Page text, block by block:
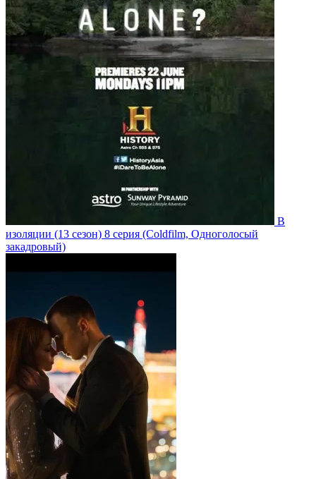
В
изоляции (13 сезон) 8 серия (Coldfilm, Одноголосый
закадровый)